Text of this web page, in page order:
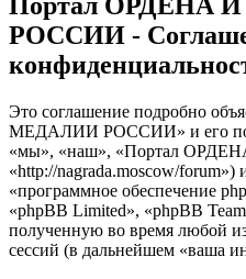
Портал ОРДЕНА
РОССИИ -
Это соглашение подробно
МЕДАЛИИ РОССИИ» и его
«мы», «наш», «Портал
«http://nagrada.moscow/
«программное обеспечение
«phpBB Limited», «phpBB
полученную во время любой
сессий (в дальнейшем «ваша